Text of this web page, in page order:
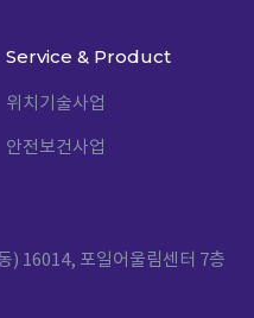
Service & Product
위치기술사업
안전보건사업
) 16014, 포일어울림센터 7층